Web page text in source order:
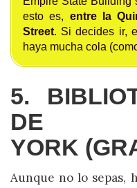
esto es, entre la
Street. Si decides ir,
haya mucha cola
5.
DE
YORK
Aunque no lo sepas,